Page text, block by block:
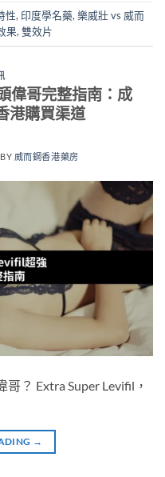
性,印度學名藥,樂威壯 vs 威而
果,雙效片
偉哥完整指南：成
港購買渠道
BY 威而鋼香港藥房
？ Extra Super Levifil，
→